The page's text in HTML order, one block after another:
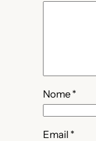
Nome *
Email *